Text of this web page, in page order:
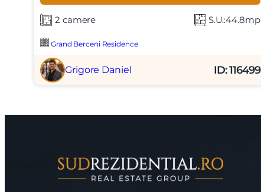
2 camere S.U.:44.8mp
Grand Berceni Residence
Grigore Daniel ID: 116499
Mesaj